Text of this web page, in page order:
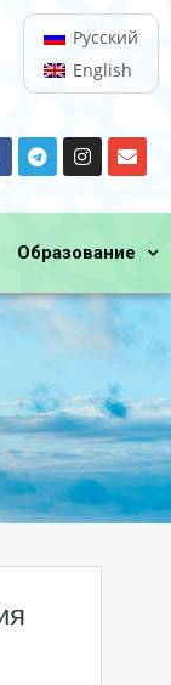
Русский
English
Образование